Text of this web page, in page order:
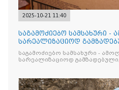
2025-10-21 11:40
საგამოძიებო სამსახური -
სარეალიზაციოდ
მეტი „Jacobs Monar
საგამოძიებო სამსახური -
სარეალიზაციოდ
„Raffaello”-ს სასაქონლო
ტკბილეული